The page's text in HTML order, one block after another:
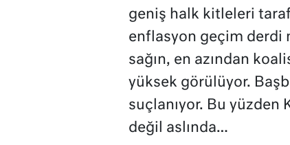
geniş halk kitleleri
enflasyon geçim derdi
sağın, en azından
yüksek görülüyor.
suçlanıyor. Bu
değil aslında…